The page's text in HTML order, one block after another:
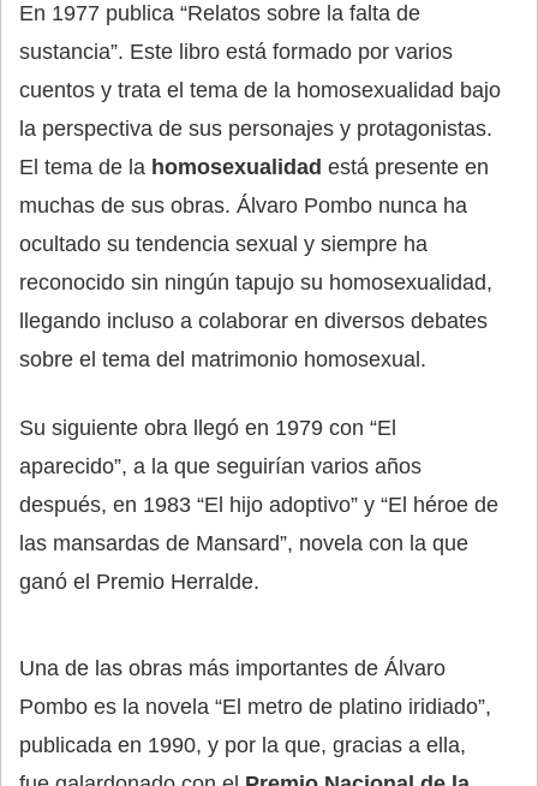
En 1977 publica “Relatos sobre la falta de
sustancia”. Este libro está formado por varios
cuentos y trata el tema de la homosexualidad bajo
la perspectiva de sus personajes y protagonistas.
El tema de la homosexualidad está presente en
muchas de sus obras. Álvaro Pombo nunca ha
ocultado su tendencia sexual y siempre ha
reconocido sin ningún tapujo su homosexualidad,
llegando incluso a colaborar en diversos debates
sobre el tema del matrimonio homosexual.
Su siguiente obra llegó en 1979 con “El
aparecido”, a la que seguirían varios años
después, en 1983 “El hijo adoptivo” y “El héroe de
las mansardas de Mansard”, novela con la que
ganó el Premio Herralde.
Una de las obras más importantes de Álvaro
Pombo es la novela “El metro de platino iridiado”,
publicada en 1990, y por la que, gracias a ella,